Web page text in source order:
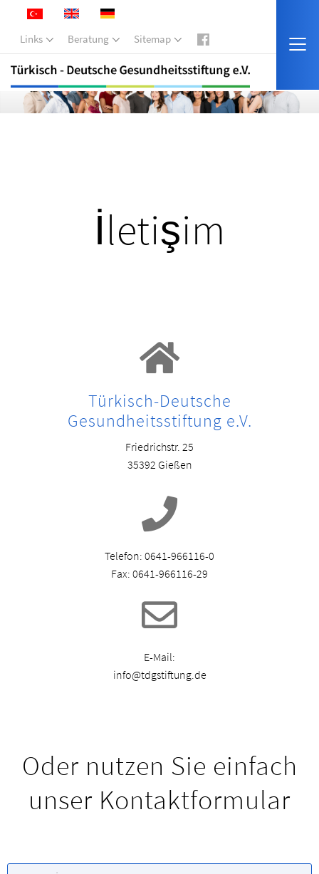
Links Beratung Sitemap
İletişim
Türkisch-Deutsche
Gesundheitsstiftung e.V.
Friedrichstr. 25
35392 Gießen
Telefon: 0641-966116-0
Fax: 0641-966116-29
E-Mail:
info@tdgstiftung.de
Oder nutzen Sie einfach
unser Kontaktformular